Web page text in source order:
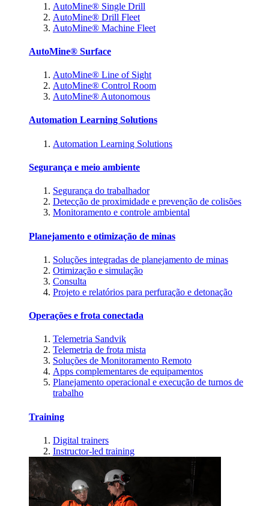
AutoMine® Single Drill
AutoMine® Drill Fleet
AutoMine® Machine Fleet
AutoMine® Surface
AutoMine® Line of Sight
AutoMine® Control Room
AutoMine® Autonomous
Automation Learning Solutions
Automation Learning Solutions
Segurança e meio ambiente
Segurança do trabalhador
Detecção de proximidade e prevenção de colisões
Monitoramento e controle ambiental
Planejamento e otimização de minas
Soluções integradas de planejamento de minas
Otimização e simulação
Consulta
Projeto e relatórios para perfuração e detonação
Operações e frota conectada
Telemetria Sandvik
Telemetria de frota mista
Soluções de Monitoramento Remoto
Apps complementares de equipamentos
Planejamento operacional e execução de turnos de
trabalho
Training
Digital trainers
Instructor-led training